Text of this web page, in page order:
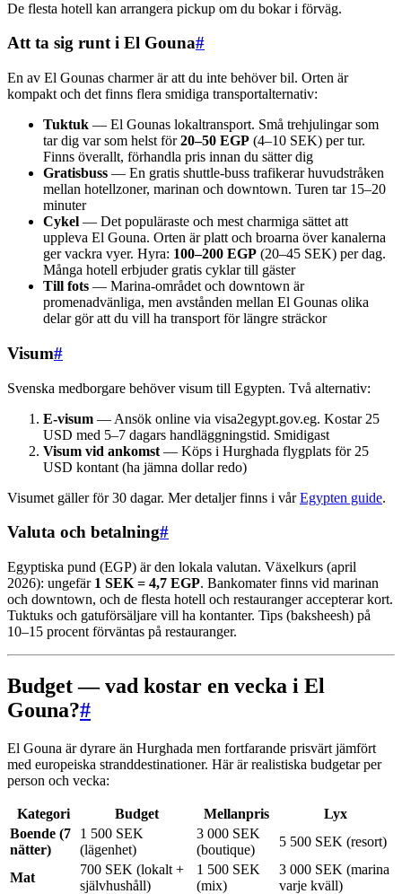
De flesta hotell kan arrangera pickup om du bokar i förväg.
Att ta sig runt i El Gouna#
En av El Gounas charmer är att du inte behöver bil. Orten är
kompakt och det finns flera smidiga transportalternativ:
Tuktuk — El Gounas lokaltransport. Små trehjulingar som
tar dig var som helst för20–50 EGP (4–10 SEK) per tur.
Finns överallt, förhandla pris innan du sätter dig
Gratisbuss — En gratis shuttle-buss trafikerar huvudstråken
mellan hotellzoner, marinan och downtown. Turen tar 15–20
minuter
Cykel — Det populäraste och mest charmiga sättet att
uppleva El Gouna. Orten är platt och broarna över kanalerna
ger vackra vyer. Hyra: 100–200 EGP (20–45 SEK) per dag.
Många hotell erbjuder gratis cyklar till gäster
Till fots — Marina-området och downtown är
promenadvänliga, men avstånden mellan El Gounas olika
delar gör att du vill ha transport för längre sträckor
Visum#
Svenska medborgare behöver visum till Egypten. Två alternativ:
E-visum — Ansök online via visa2egypt.gov.eg. Kostar 25
USD med 5–7 dagars handläggningstid. Smidigast
Visum vid ankomst — Köps i Hurghada flygplats för 25
USD kontant (ha jämna dollar redo)
Visumet gäller för 30 dagar. Mer detaljer finns i vårEgypten guide.
Valuta och betalning#
Egyptiska pund (EGP) är den lokala valutan. Växelkurs (april
2026): ungefär 1 SEK = 4,7 EGP. Bankomater finns vid marinan
och downtown, och de flesta hotell och restauranger accepterar kort.
Tuktuks och gatuförsäljare vill ha kontanter. Tips (baksheesh) på
10–15 procent förväntas på restauranger.
Budget — vad kostar en vecka i El
Gouna?#
El Gouna är dyrare än Hurghada men fortfarande prisvärt jämfört
med europeiska stranddestinationer. Här är realistiska budgetar per
person och vecka:
Kategori Budget Mellanpris
Lyx
Boende (7
nätter)
1 500 SEK
(lägenhet)
3 000 SEK
(boutique)
5 500 SEK (resort)
Mat
700 SEK (lokalt +
självhushåll)
1 500 SEK
(mix)
3 000 SEK (marina
varje kväll)